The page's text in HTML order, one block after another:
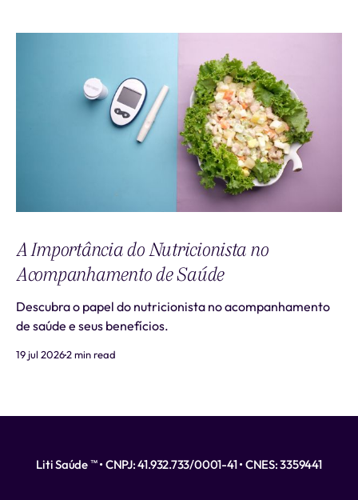
A Importância do Nutricionista no
Acompanhamento de Saúde
Descubra o papel do nutricionista no acompanhamento
de saúde e seus benefícios.
19 jul 20262 min read
Liti Saúde ™ • CNPJ: 41.932.733/0001-41 • CNES: 3359441